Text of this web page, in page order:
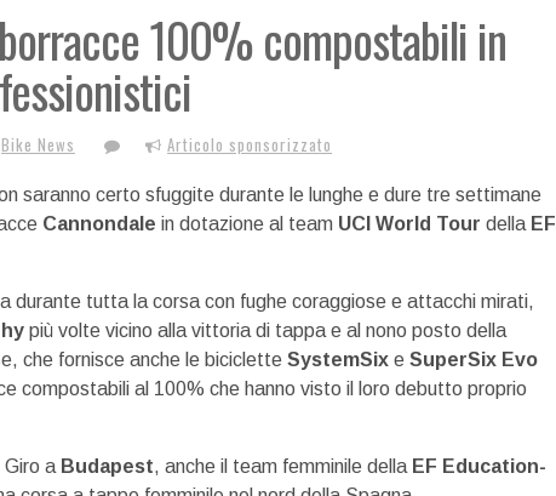
100% compostabili in
Bike News Articolo sponsorizzato
saranno certo sfuggite durante le lunghe e dure tre settimane
Cannondale in dotazione al team UCI World Tour della EF
durante tutta la corsa con fughe coraggiose e attacchi mirati,
più volte vicino alla vittoria di tappa e al nono posto della
che fornisce anche le biciclette SystemSix e SuperSix Evo
compostabili al 100% che hanno visto il loro debutto proprio
Giro a Budapest, anche il team femminile della EF Education-